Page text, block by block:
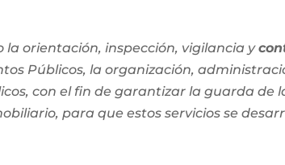
orientación, inspección, vigilancia y
Públicos, la organización,
con el fin de garantizar la guarda de
para que estos servicios se